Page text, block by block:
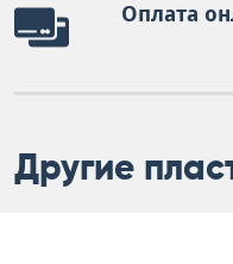
Оплата
Другие